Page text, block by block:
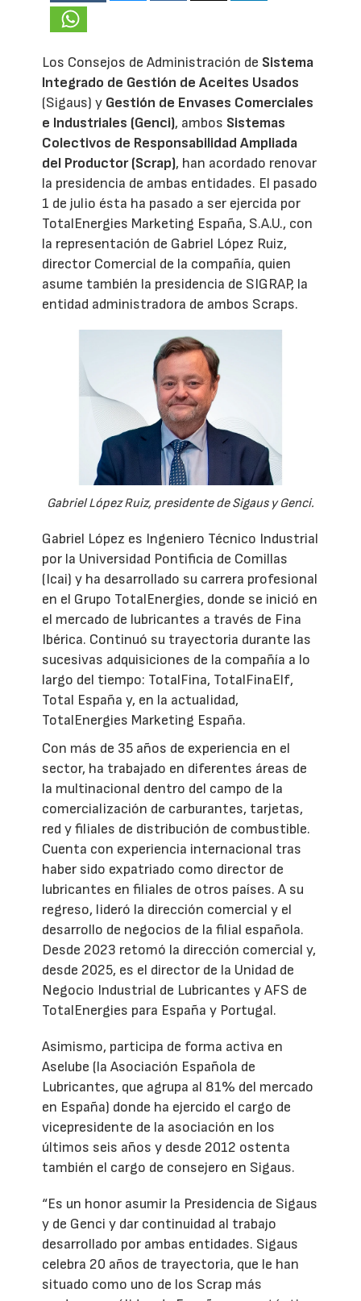
Los Consejos de Administración de Sistema
Integrado de Gestión de Aceites Usados
(Sigaus) y Gestión de Envases Comerciales
e Industriales (Genci), ambos Sistemas
Colectivos de Responsabilidad Ampliada
del Productor (Scrap), han acordado renovar
la presidencia de ambas entidades. El pasado
1 de julio ésta ha pasado a ser ejercida por
TotalEnergies Marketing España, S.A.U., con
la representación de Gabriel López Ruiz,
director Comercial de la compañía, quien
asume también la presidencia de SIGRAP, la
entidad administradora de ambos Scraps.
Gabriel López Ruiz, presidente de Sigaus y Genci.
Gabriel López es Ingeniero Técnico Industrial
por la Universidad Pontificia de Comillas
(Icai) y ha desarrollado su carrera profesional
en el Grupo TotalEnergies, donde se inició en
el mercado de lubricantes a través de Fina
Ibérica. Continuó su trayectoria durante las
sucesivas adquisiciones de la compañía a lo
largo del tiempo: TotalFina, TotalFinaElf,
Total España y, en la actualidad,
TotalEnergies Marketing España.
Con más de 35 años de experiencia en el
sector, ha trabajado en diferentes áreas de
la multinacional dentro del campo de la
comercialización de carburantes, tarjetas,
red y filiales de distribución de combustible.
Cuenta con experiencia internacional tras
haber sido expatriado como director de
lubricantes en filiales de otros países. A su
regreso, lideró la dirección comercial y el
desarrollo de negocios de la filial española.
Desde 2023 retomó la dirección comercial y,
desde 2025, es el director de la Unidad de
Negocio Industrial de Lubricantes y AFS de
TotalEnergies para España y Portugal.
Asimismo, participa de forma activa en
Aselube (la Asociación Española de
Lubricantes, que agrupa al 81% del mercado
en España) donde ha ejercido el cargo de
vicepresidente de la asociación en los
últimos seis años y desde 2012 ostenta
también el cargo de consejero en Sigaus.
“Es un honor asumir la Presidencia de Sigaus
y de Genci y dar continuidad al trabajo
desarrollado por ambas entidades. Sigaus
celebra 20 años de trayectoria, que le han
situado como uno de los Scrap más